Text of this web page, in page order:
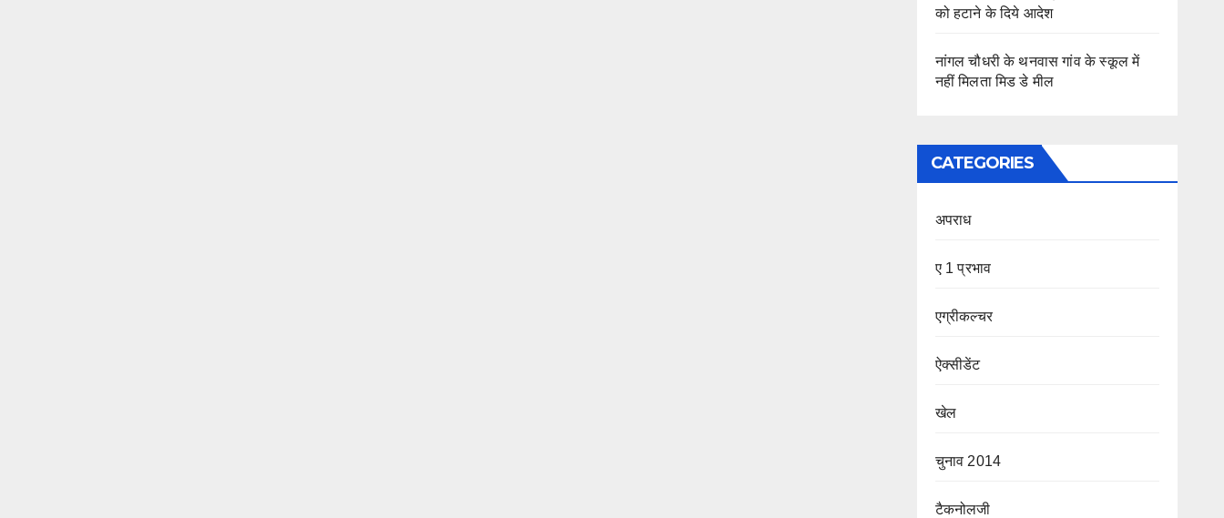
को हटाने के दिये आदेश
नांगल चौधरी के थनवास गांव के स्कूल में
नहीं मिलता मिड डे मील
CATEGORIES
अपराध
ए 1 प्रभाव
एग्रीकल्चर
ऐक्सीडेंट
खेल
चुनाव 2014
टैकनोलजी